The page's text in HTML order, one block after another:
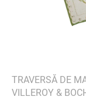
TRAVERSĂ DE
VILLEROY &